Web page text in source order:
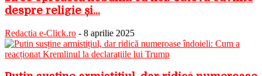
despre religie și...
Redactia e-Click.ro - 8 aprilie 2025